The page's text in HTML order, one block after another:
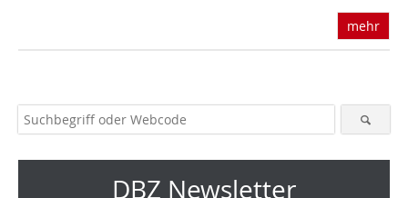
mehr
DBZ Newsletter